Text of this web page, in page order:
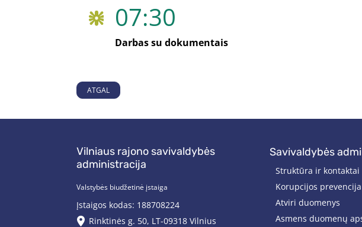
07:30
Darbas su dokumentais
ATGAL
Vilniaus rajono savivaldybės
administracija
Valstybės biudžetinė įstaiga
Įstaigos kodas: 188708224
Rinktinės g. 50, LT-09318 Vilnius
savivaldybės
Struktūra ir kontaktai
Korupcijos prevencija
Atviri duomenys
Asmens duomenų